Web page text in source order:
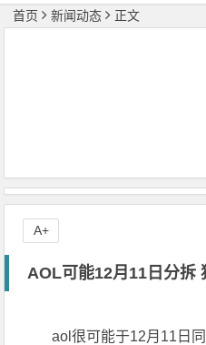
首页 新闻动态 正文
AOL可能12月11日分拆
aol很可能于12月11日
A+